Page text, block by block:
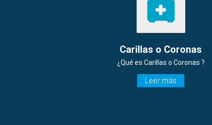
Carillas o Coronas
¿Qué es Carillas o Coronas ?
Leer más